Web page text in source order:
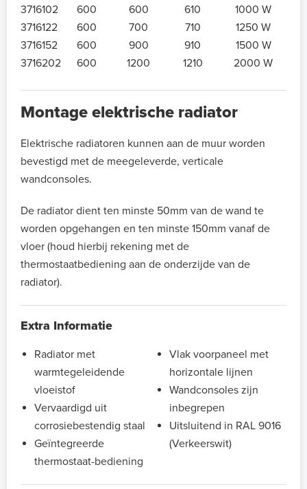
3716102
600 600 610
1000 W
3716122
600 700 710
1250 W
3716152
600 900 910
1500 W
3716202
600 1200 1210 2000 W
Montage elektrische radiator
Elektrische radiatoren kunnen aan de muur worden
bevestigd met de meegeleverde, verticale
wandconsoles.
De radiator dient ten minste 50mm van de wand te
worden opgehangen en ten minste 150mm vanaf de
vloer (houd hierbij rekening met de
thermostaatbediening aan de onderzijde van de
radiator).
Extra Informatie
Radiator met
warmtegeleidende
vloeistof
Vervaardigd uit
corrosiebestendig staal
Geïntegreerde
thermostaat-bediening
Vlak voorpaneel met
horizontale lijnen
Wandconsoles zijn
inbegrepen
Uitsluitend in RAL 9016
(Verkeerswit)